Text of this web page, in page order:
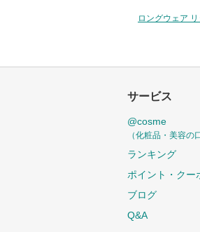
ロングウェア
サービス
@cosme
（化粧品・美容の
ランキング
ポイント・クー
ブログ
Q&A